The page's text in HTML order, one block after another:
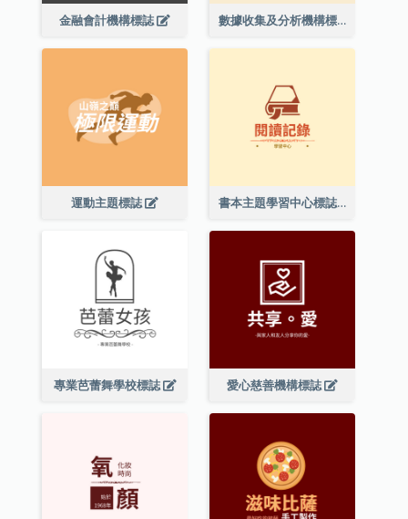
金融會計機構標誌 數據收集及分析機構標誌
運動主題標誌 書本主題學習中心標誌
專業芭蕾舞學校標誌 愛心慈善機構標誌